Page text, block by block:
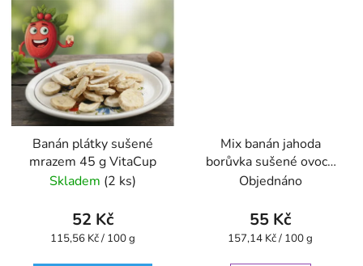
Banán plátky sušené
mrazem 45 g VitaCup
Skladem (2 ks)
52 Kč
Měrná
115,56 Kč / 100 g
Mix banán jahoda
borůvka sušené ovoce
mrazem 35 g VitaCup
Objednáno
55 Kč
Měrná
157,14 Kč / 100 g